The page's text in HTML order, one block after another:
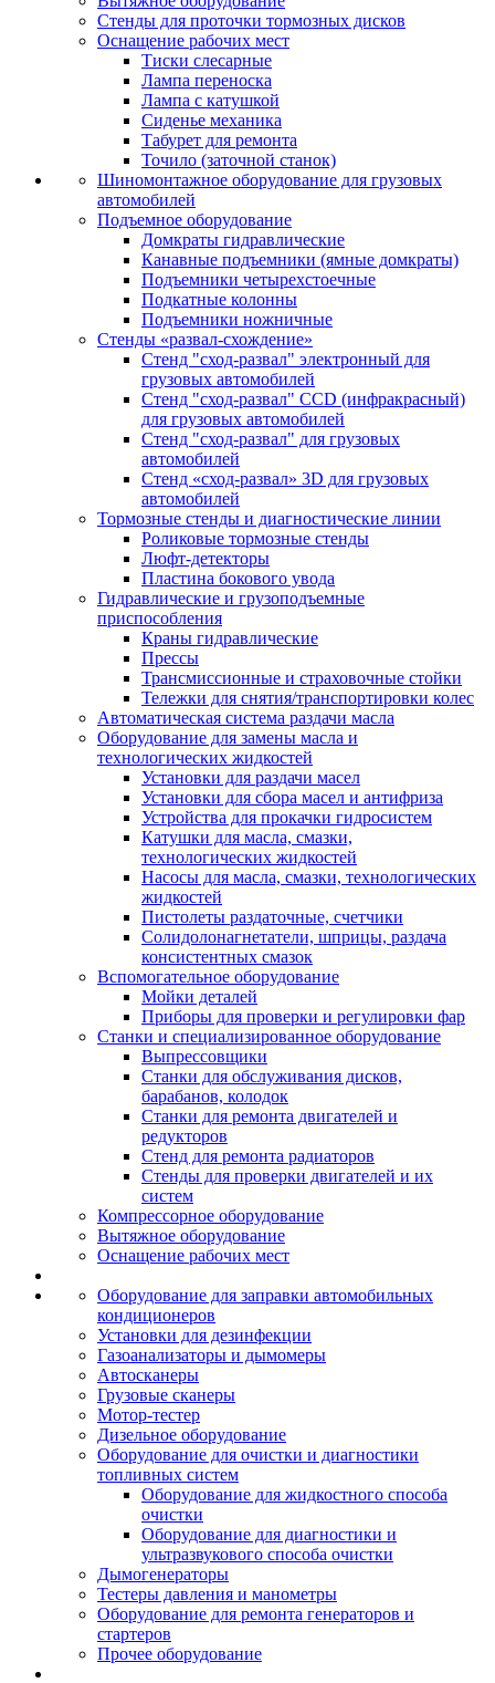
Стенды для проточки тормозных дисков
Оснащение рабочих мест
Тиски слесарные
Лампа переноска
Лампа с катушкой
Сиденье механика
Табурет для ремонта
Точило (заточной станок)
Шиномонтажное оборудование для грузовых
автомобилей
Подъемное оборудование
Домкраты гидравлические
Канавные подъемники (ямные домкраты)
Подъемники четырехстоечные
Подкатные колонны
Подъемники ножничные
Стенды «развал-схождение»
Стенд "сход-развал" электронный для
грузовых автомобилей
Стенд "сход-развал" CCD (инфракрасный)
для грузовых автомобилей
Стенд "сход-развал" для грузовых
автомобилей
Стенд «сход-развал» 3D для грузовых
автомобилей
Тормозные стенды и диагностические линии
Роликовые тормозные стенды
Люфт-детекторы
Пластина бокового увода
Гидравлические и грузоподъемные
приспособления
Краны гидравлические
Прессы
Трансмиссионные и страховочные стойки
Тележки для снятия/транспортировки колес
Автоматическая система раздачи масла
Оборудование для замены масла и
технологических жидкостей
Установки для раздачи масел
Установки для сбора масел и антифриза
Устройства для прокачки гидросистем
Катушки для масла, смазки,
технологических жидкостей
Насосы для масла, смазки, технологических
жидкостей
Пистолеты раздаточные, счетчики
Солидолонагнетатели, шприцы, раздача
консистентных смазок
Вспомогательное оборудование
Мойки деталей
Приборы для проверки и регулировки фар
Станки и специализированное оборудование
Выпрессовщики
Станки для обслуживания дисков,
барабанов, колодок
Станки для ремонта двигателей и
редукторов
Стенд для ремонта радиаторов
Стенды для проверки двигателей и их
систем
Компрессорное оборудование
Вытяжное оборудование
Оснащение рабочих мест
Оборудование для заправки автомобильных
кондиционеров
Установки для дезинфекции
Газоанализаторы и дымомеры
Автосканеры
Грузовые сканеры
Мотор-тестер
Дизельное оборудование
Оборудование для очистки и диагностики
топливных систем
Оборудование для жидкостного способа
очистки
Оборудование для диагностики и
ультразвукового способа очистки
Дымогенераторы
Тестеры давления и манометры
Оборудование для ремонта генераторов и
стартеров
Прочее оборудование